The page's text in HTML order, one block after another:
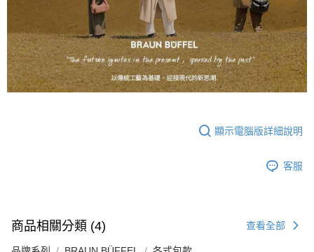
顯示電腦版詳細說明
客服
商品相關分類 (4) 查看全部